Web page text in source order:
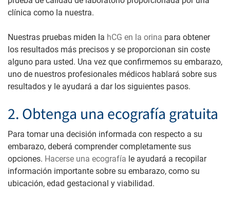
clínica como la nuestra.
Nuestras pruebas miden la hCG en la orina para obtener
los resultados más precisos y se proporcionan sin coste
alguno para usted. Una vez que confirmemos su embarazo,
uno de nuestros profesionales médicos hablará sobre sus
resultados y le ayudará a dar los siguientes pasos.
2. Obtenga una ecografía gratuita
Para tomar una decisión informada con respecto a su
embarazo, deberá comprender completamente sus
opciones. Hacerse una ecografía le ayudará a recopilar
información importante sobre su embarazo, como su
ubicación, edad gestacional y viabilidad.